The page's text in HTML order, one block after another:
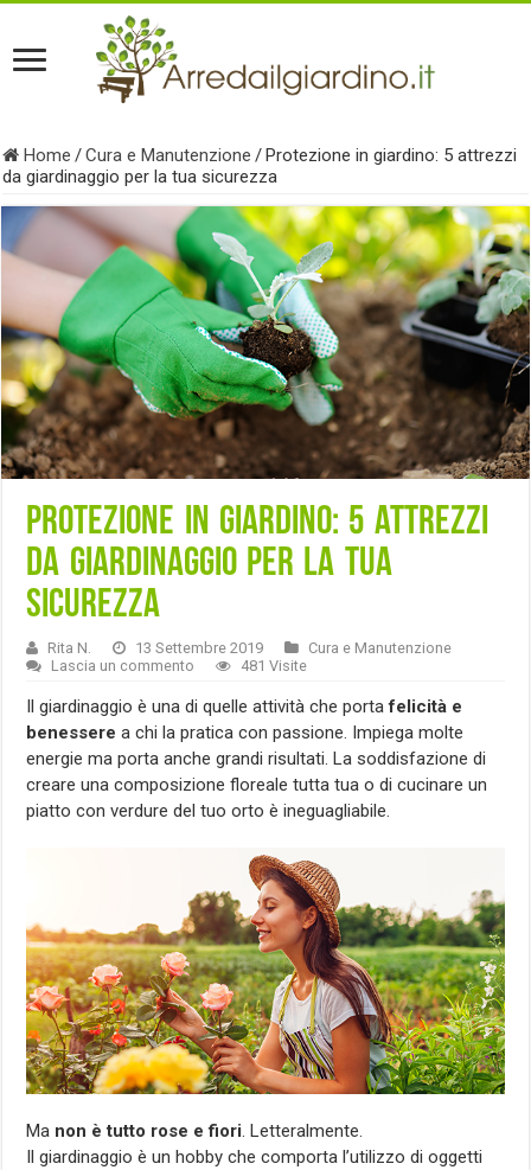
Home /Cura e Manutenzione /Protezione in giardino: 5 attrezzi
da giardinaggio per la tua sicurezza
Protezione in giardino: 5 attrezzi
da giardinaggio per la tua
sicurezza
Rita N. 13 Settembre 2019
Cura e Manutenzione
Lascia un commento
481 Visite
Il giardinaggio è una di quelle attività che portafelicità e
benessere a chi la pratica con passione. Impiega molte
energie ma porta anche grandi risultati. La soddisfazione di
creare una composizione floreale tutta tua o di cucinare un
piatto con verdure del tuo orto è ineguagliabile.
Ma non è tutto rose e fiori. Letteralmente.
Il giardinaggio è un hobby che comporta l’utilizzo di oggetti